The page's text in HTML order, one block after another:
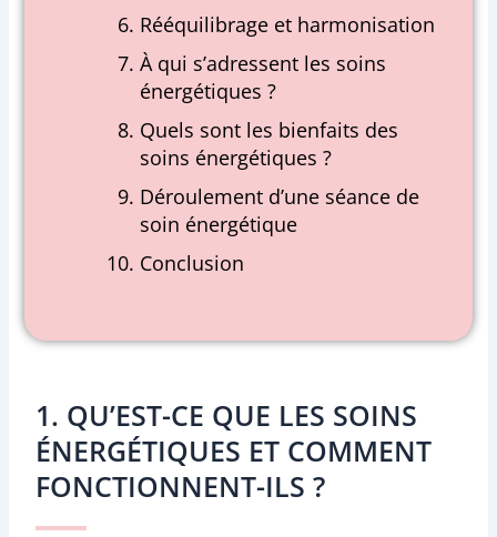
Rééquilibrage et harmonisation
À qui s’adressent les soins
énergétiques ?
Quels sont les bienfaits des
soins énergétiques ?
Déroulement d’une séance de
soin énergétique
Conclusion
1. QU’EST-CE QUE LES SOINS
ÉNERGÉTIQUES ET COMMENT
FONCTIONNENT-ILS ?